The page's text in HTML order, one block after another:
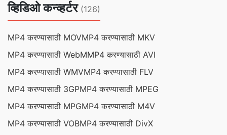
व्हिडिओ कन्व्हर्टर (126)
MP4 करण्यासाठी MOVMP4 करण्यासाठी MKV
MP4 करण्यासाठी WebMMP4 करण्यासाठी AVI
MP4 करण्यासाठी WMVMP4 करण्यासाठी FLV
MP4 करण्यासाठी 3GPMP4 करण्यासाठी MPEG
MP4 करण्यासाठी MPGMP4 करण्यासाठी M4V
MP4 करण्यासाठी VOBMP4 करण्यासाठी DivX